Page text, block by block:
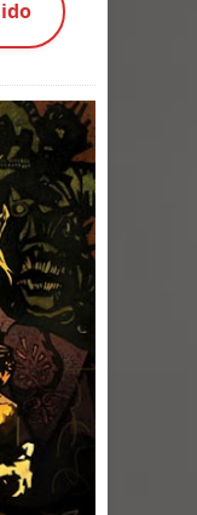
Infierno
(Relato)